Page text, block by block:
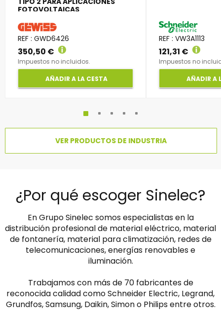
FOTOVOLTAICAS
REF : GWD6426
350,50 €
Impuestos no incluidos.
AÑADIR A LA CESTA
REF : VW3A1113
121,31 €
Impuestos no
AÑADIR A
VER PRODUCTOS DE INDUSTRIA
¿Por qué escoger Sinelec?
En Grupo Sinelec somos especialistas en la
distribución profesional de material eléctrico, material
de fontanería, material para climatización, redes de
telecomunicaciones, energías renovables e
iluminación.
Trabajamos con más de 70 fabricantes de
reconocida calidad como Schneider Electric, Legrand,
Grundfos, Samsung, Daikin, Simon o Philips entre otros.